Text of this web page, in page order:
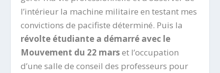
l’intérieur la machine militaire en testant mes
convictions de pacifiste déterminé. Puis la
révolte étudiante a démarré avec le
Mouvement du 22 marset l’occupation
d’une salle de conseil des professeurs pour